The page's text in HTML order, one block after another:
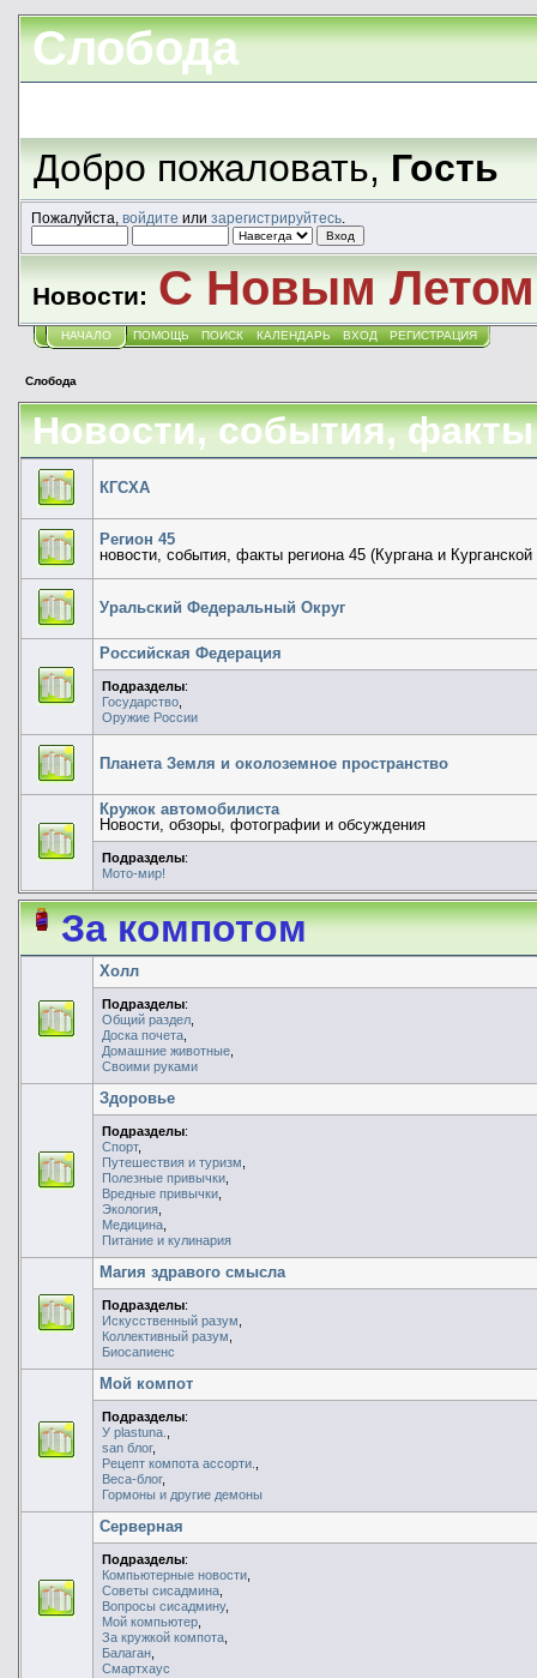
Слобода
Добро пожаловать,Гость
Пожалуйста, войдите или зарегистрируйтесь.
Новости: С Новым
НАЧАЛО ПОМОЩЬ ПОИСК КАЛЕНДАРЬ ВХОД РЕГИСТРАЦИЯ
Слобода
Новости, события, факты
КГСХА
Регион 45
новости, события, факты региона 45 (Кургана и Курганской
Уральский Федеральный Округ
Российская Федерация
Подразделы:
Государство
Оружие России
Планета Земля и околоземное пространство
Кружок автомобилиста
Новости, обзоры, фотографии и обсуждения
Подразделы:
Мото-мир!
За компотом
Холл
Подразделы:
Общий раздел
Доска почета
Домашние животные
Своими руками
Здоровье
Подразделы:
Спорт,
Путешествия и туризм
Полезные привычки
Вредные привычки
Экология
Медицина
Питание и кулинария
Магия здравого смысла
Подразделы:
Искусственный разум
Коллективный разум
Биосапиенс
Мой компот
Подразделы:
У plastuna.
san блог,
Рецепт компота ассорти.
Веса-блог,
Гормоны и другие демоны
Серверная
Подразделы:
Компьютерные новости
Советы сисадмина
Вопросы сисадмину,
Мой компьютер
За кружкой компота
Балаган
Смартхаус